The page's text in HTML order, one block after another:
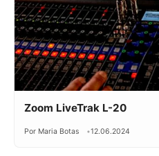
Zoom LiveTrak L-20
Por Maria Botas 12.06.2024